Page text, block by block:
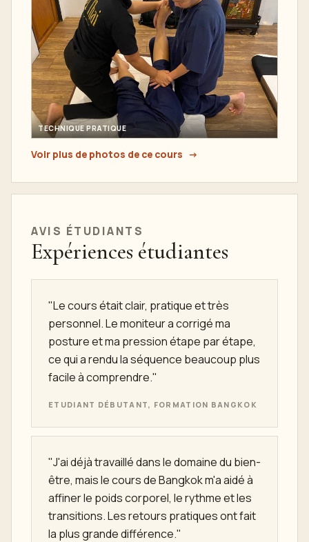
TECHNIQUE PRATIQUE
Voir plus de photos de ce cours
AVIS ÉTUDIANTS
Expériences étudiantes
"Le cours était clair, pratique et très
personnel. Le moniteur a corrigé ma
posture et ma pression étape par étape,
ce qui a rendu la séquence beaucoup plus
facile à comprendre."
ETUDIANT DÉBUTANT, FORMATION BANGKOK
"J'ai déjà travaillé dans le domaine du bien-
être, mais le cours de Bangkok m'a aidé à
affiner le poids corporel, le rythme et les
transitions. Les retours pratiques ont fait
la plus grande différence."